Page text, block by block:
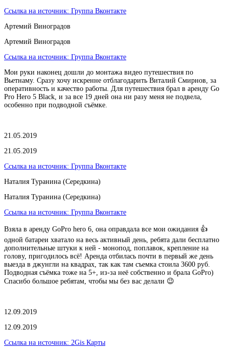
Ссылка на источник: Группа Вконтакте
Артемий Виноградов
Артемий Виноградов
Ссылка на источник: Группа Вконтакте
Мои руки наконец дошли до монтажа видео путешествия по
Вьетнаму. Сразу хочу искренне отблагодарить Виталий Смирнов, за
оперативность и качество работы. Для путешествия брал в аренду Go
Pro Hero 5 Black, и за все 19 дней она ни разу меня не подвела,
особенно при подводной съёмке.
21.05.2019
21.05.2019
Ссылка на источник: Группа Вконтакте
Наталия Туранина (Середкина)
Наталия Туранина (Середкина)
Ссылка на источник: Группа Вконтакте
Взяла в аренду GoPro hero 6, она оправдала все мои ожидания 👍
одной батареи хватало на весь активный день, ребята дали бесплатно
дополнительные штуки к ней - монопод, поплавок, крепление на
голову, пригодилось всё! Аренда отбилась почти в первый же день
выезда в джунгли на квадрах, так как там съемка стоила 3600 руб.
Подводная съёмка тоже на 5+, из-за неё собственно и брала GoPro)
Спасибо большое ребятам, чтобы мы без вас делали 😉
12.09.2019
12.09.2019
Ссылка на источник: 2Gis Карты